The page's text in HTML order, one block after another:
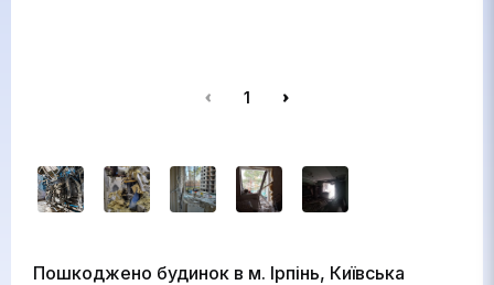
1
Пошкоджено будинок в м. Ірпінь, Київська